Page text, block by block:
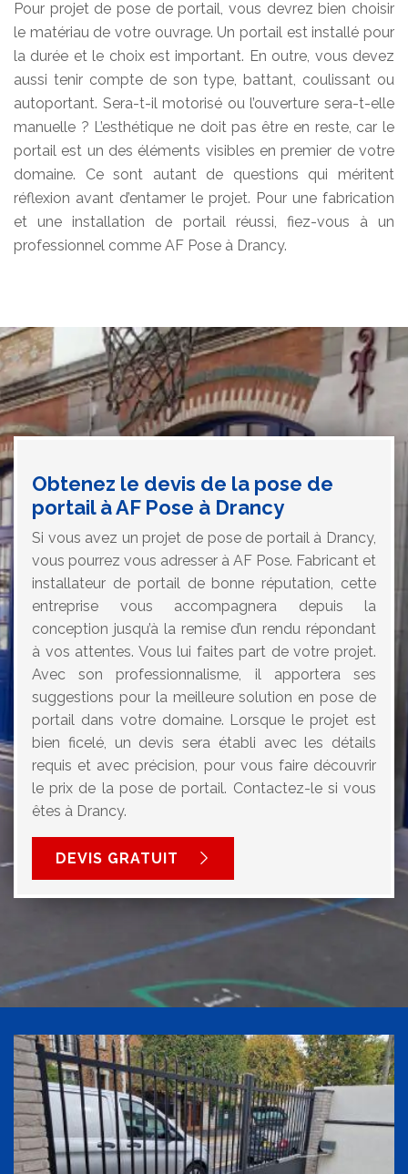
Pour projet de pose de portail, vous devrez bien choisir
le matériau de votre ouvrage. Un portail est installé pour
la durée et le choix est important. En outre, vous devez
aussi tenir compte de son type, battant, coulissant ou
autoportant. Sera-t-il motorisé ou l’ouverture sera-t-elle
manuelle ? L’esthétique ne doit pas être en reste, car le
portail est un des éléments visibles en premier de votre
domaine. Ce sont autant de questions qui méritent
réflexion avant d’entamer le projet. Pour une fabrication
et une installation de portail réussi, fiez-vous à un
professionnel comme AF Pose à Drancy.
Obtenez le devis de la pose de
portail à AF Pose à Drancy
Si vous avez un projet de pose de portail à Drancy,
vous pourrez vous adresser à AF Pose. Fabricant et
installateur de portail de bonne réputation, cette
entreprise vous accompagnera depuis la
conception jusqu’à la remise d’un rendu répondant
à vos attentes. Vous lui faites part de votre projet.
Avec son professionnalisme, il apportera ses
suggestions pour la meilleure solution en pose de
portail dans votre domaine. Lorsque le projet est
bien ficelé, un devis sera établi avec les détails
requis et avec précision, pour vous faire découvrir
le prix de la pose de portail. Contactez-le si vous
êtes à Drancy.
DEVIS GRATUIT